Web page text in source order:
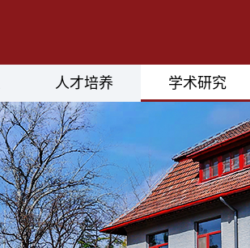
人才培养 学术研究